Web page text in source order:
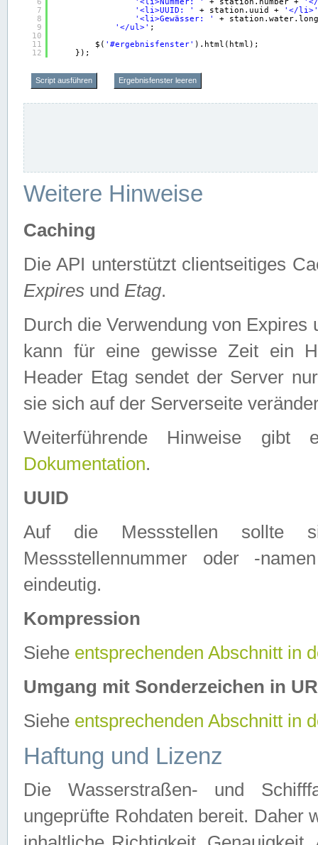
7
8
9
10
11
12
'<li>UUID: '
+ station.uuid +
'</li>'
'<li>Gewässer: '
+
'</ul>' ;
$( '#ergebnisfenster' ).html(html);
});
Script ausführen Ergebnisfenster leeren
Weitere Hinweise
Caching
Die API unterstützt clientseitiges
Expires und Etag.
Durch die Verwendung von
kann für eine gewisse Zeit ein
Header Etag sendet der Server
sie sich auf der Serverseite
Weiterführende Hinweise
Dokumentation.
UUID
Auf die Messstellen sollte
Messstellennummer oder -
eindeutig.
Kompression
Siehe entsprechenden Abschnitt in
Umgang mit Sonderzeichen in
Siehe entsprechenden Abschnitt in
Haftung und Lizenz
Die Wasserstraßen- und
ungeprüfte Rohdaten bereit. Daher